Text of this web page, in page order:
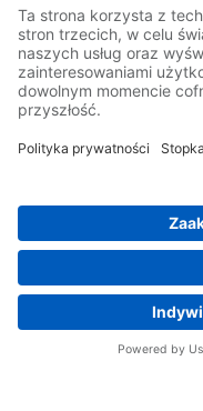
Bądź z nami na bieżąco
Ogólne
Stopka redakcyjna
Polityka
Whistleblowing
Yaskawa Europe GmbH